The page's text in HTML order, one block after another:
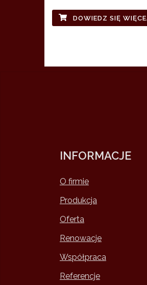
DOWIEDZ SIĘ WIĘCEJ
INFORMACJE
O firmie
Produkcja
Oferta
Renowacje
Współpraca
Referencje